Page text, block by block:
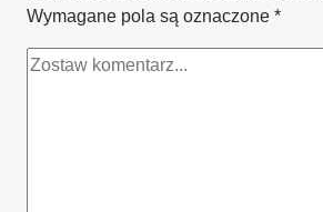
Wymagane pola są oznaczone *